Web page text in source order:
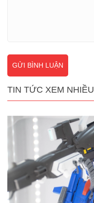
GỬI BÌNH LUẬN
TIN TỨC XEM NHIỀU